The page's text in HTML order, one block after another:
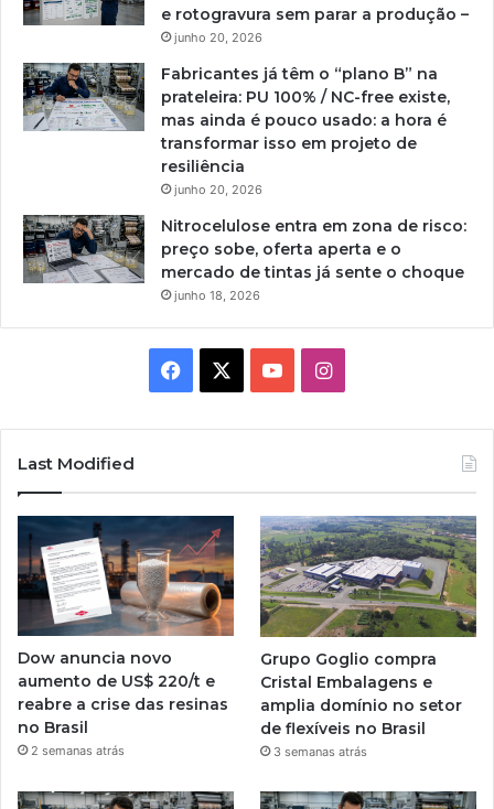
e rotogravura sem parar a produção –
junho 20, 2026
Fabricantes já têm o “plano B” na
prateleira: PU 100% / NC-free existe,
mas ainda é pouco usado: a hora é
transformar isso em projeto de
resiliência
junho 20, 2026
Nitrocelulose entra em zona de risco:
preço sobe, oferta aperta e o
mercado de tintas já sente o choque
junho 18, 2026
Facebook YouTubeInstagram
Last Modified
Dow anuncia novo
aumento de US$ 220/t e
reabre a crise das resinas
no Brasil
2 semanas atrás
Grupo Goglio compra
Cristal Embalagens e
amplia domínio no setor
de flexíveis no Brasil
3 semanas atrás